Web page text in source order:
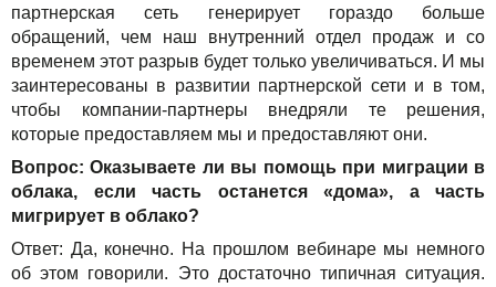
партнерская сеть генерирует гораздо больше
обращений, чем наш внутренний отдел продаж и со
временем этот разрыв будет только увеличиваться. И мы
заинтересованы в развитии партнерской сети и в том,
чтобы компании-партнеры внедряли те решения,
которые предоставляем мы и предоставляют они.
Вопрос: Оказываете ли вы помощь при миграции в
облака, если часть останется «дома», а часть
мигрирует в облако?
Ответ: Да, конечно. На прошлом вебинаре мы немного
об этом говорили. Это достаточно типичная ситуация.